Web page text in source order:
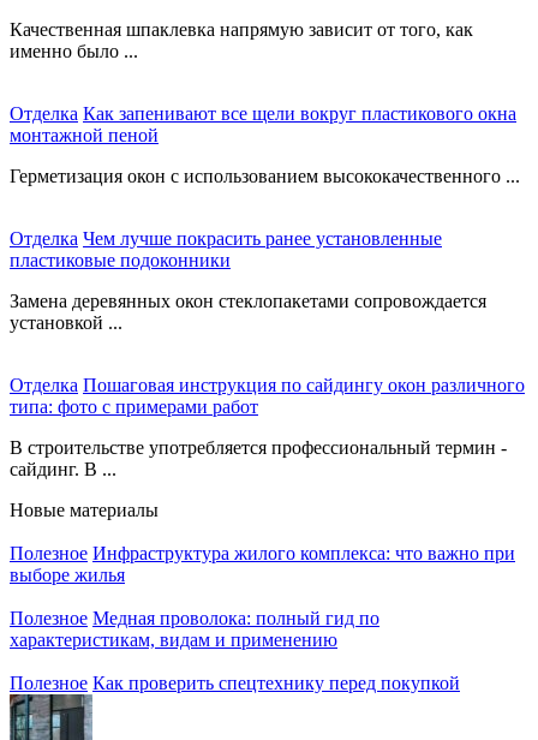
Качественная шпаклевка напрямую зависит от того, как
именно было ...
Отделка Как запенивают все щели вокруг пластикового окна
монтажной пеной
Герметизация окон с использованием высококачественного ...
Отделка Чем лучше покрасить ранее установленные
пластиковые подоконники
Замена деревянных окон стеклопакетами сопровождается
установкой ...
Отделка Пошаговая инструкция по сайдингу окон различного
типа: фото с примерами работ
В строительстве употребляется профессиональный термин -
сайдинг. В ...
Новые материалы
Полезное Инфраструктура жилого комплекса: что важно при
выборе жилья
Полезное Медная проволока: полный гид по
характеристикам, видам и применению
Полезное Как проверить спецтехнику перед покупкой